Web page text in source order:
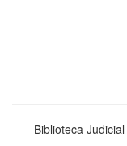
Biblioteca Judicial